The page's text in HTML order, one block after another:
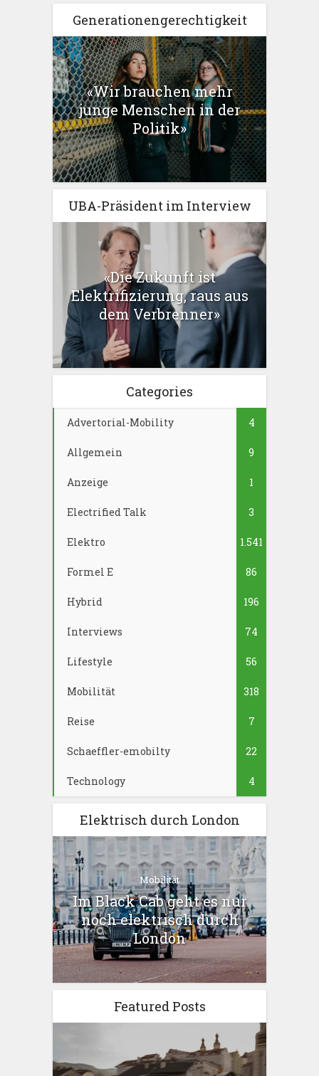
Generationengerechtigkeit
«Wir brauchen mehr
junge Menschen in der
Politik»
UBA-Präsident im Interview
«Die Zukunft ist
Elektrifizierung, raus aus
dem Verbrenner»
Categories
Advertorial-Mobility 4
Allgemein 9
Anzeige 1
Electrified Talk 3
Elektro 1.541
Formel E 86
Hybrid 196
Interviews 74
Lifestyle 56
Mobilität 318
Reise 7
Schaeffler-emobilty 22
Technology 4
Elektrisch durch London
Mobilität
Im Black Cab geht es nur
noch elektrisch durch
London
Featured Posts